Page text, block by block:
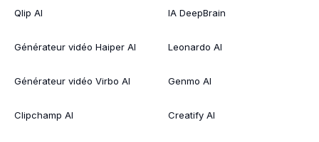
Qlip AI
Générateur vidéo Haiper AI
Générateur vidéo Virbo AI
Clipchamp AI
IA DeepBrain
Leonardo AI
Genmo AI
Creatify AI